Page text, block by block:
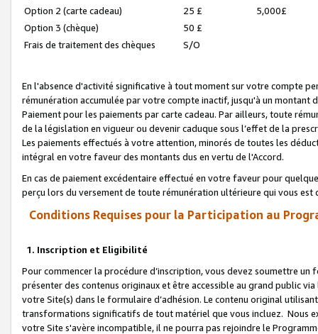
Option 2 (carte cadeau)
25 £
5,000£
Option 3 (chèque)
50 £
Frais de traitement des chèques
S/O
En l'absence d'activité significative à tout moment sur votre compte
rémunération accumulée par votre compte inactif, jusqu'à un montant
Paiement pour les paiements par carte cadeau. Par ailleurs, toute
de la législation en vigueur ou devenir caduque sous l’effet de la
Les paiements effectués à votre attention, minorés de toutes les
intégral en votre faveur des montants dus en vertu de l'Accord.
En cas de paiement excédentaire effectué en votre faveur pour
perçu lors du versement de toute rémunération ultérieure qui vous est
Conditions Requises pour la Participation au
1. Inscription et Eligibilité
Pour commencer la procédure d’inscription, vous devez soumettre
présenter des contenus originaux et être accessible au grand public
votre Site(s) dans le formulaire d’adhésion. Le contenu original
transformations significatifs de tout matériel que vous incluez. Nous
votre Site s'avère incompatible, il ne pourra pas rejoindre le